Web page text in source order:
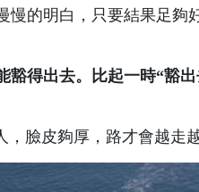
慢的明白，只要結果足夠
豁得出去。比起一時“豁
臉皮夠厚，路才會越走越